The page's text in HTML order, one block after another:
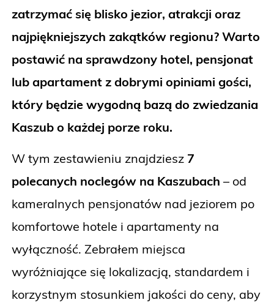
zatrzymać się blisko jezior, atrakcji oraz
najpiękniejszych zakątków regionu? Warto
postawić na sprawdzony hotel, pensjonat
lub apartament z dobrymi opiniami gości,
który będzie wygodną bazą do zwiedzania
Kaszub o każdej porze roku.
W tym zestawieniu znajdziesz 7
polecanych noclegów na Kaszubach – od
kameralnych pensjonatów nad jeziorem po
komfortowe hotele i apartamenty na
wyłączność. Zebrałem miejsca
wyróżniające się lokalizacją, standardem i
korzystnym stosunkiem jakości do ceny, aby